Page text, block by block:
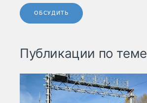
ОБСУДИТЬ
Публикации по теме